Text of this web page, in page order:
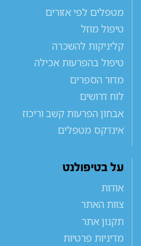
מטפלים לפי אזורים
טיפול מוזל
קליניקות להשכרה
טיפול בהפרעות אכילה
מדור הספרים
לוח דרושים
אבחון הפרעות קשב וריכוז
אינדקס מטפלים
על בטיפולנט
אודות
צוות האתר
תקנון אתר
מדיניות פרטיות